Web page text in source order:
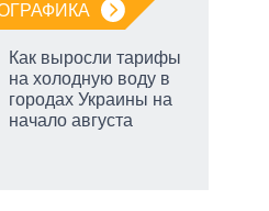
Как выросли тарифы
на холодную воду в
городах Украины на
начало августа